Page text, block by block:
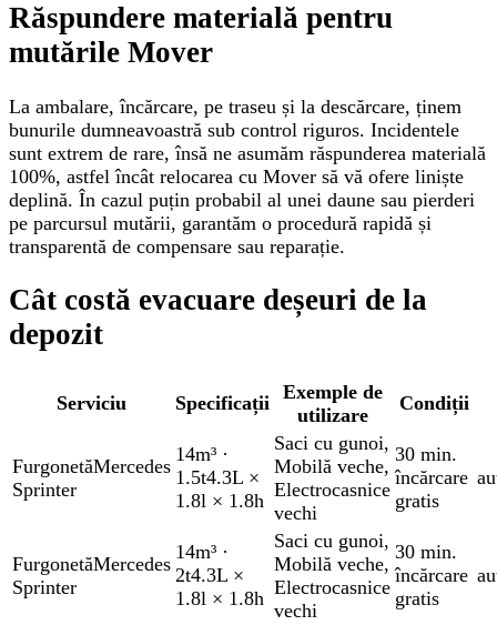
Răspundere materială pentru
mutările Mover
La ambalare, încărcare, pe traseu și la descărcare, ținem
bunurile dumneavoastră sub control riguros. Incidentele
sunt extrem de rare, însă ne asumăm răspunderea materială
100%, astfel încât relocarea cu Mover să vă ofere liniște
deplină. În cazul puțin probabil al unei daune sau pierderi
pe parcursul mutării, garantăm o procedură rapidă și
transparentă de compensare sau reparație.
Cât costă evacuare deșeuri de la
depozit
Serviciu Specificații
Exemple de
utilizare
Condiții
FurgonetăMercedes
Sprinter
14m³ ·
1.5t4.3L ×
1.8l × 1.8h
Saci cu gunoi,
Mobilă veche,
Electrocasnice
vechi
30 min.
încărcare
gratis
FurgonetăMercedes
Sprinter
14m³ ·
2t4.3L ×
1.8l × 1.8h
Saci cu gunoi,
Mobilă veche,
Electrocasnice
vechi
30 min.
încărcare
gratis